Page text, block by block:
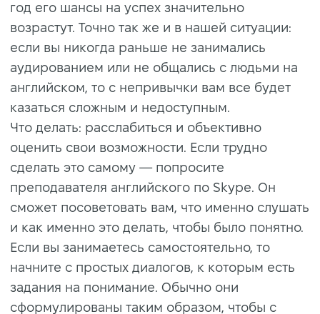
год его шансы на успех значительно
возрастут. Точно так же и в нашей ситуации:
если вы никогда раньше не занимались
аудированием или не общались с людьми на
английском, то с непривычки вам все будет
казаться сложным и недоступным.
Что делать: расслабиться и объективно
оценить свои возможности. Если трудно
сделать это самому — попросите
преподавателя английского по Skype. Он
сможет посоветовать вам, что именно слушать
и как именно это делать, чтобы было понятно.
Если вы занимаетесь самостоятельно, то
начните с простых диалогов, к которым есть
задания на понимание. Обычно они
сформулированы таким образом, чтобы с